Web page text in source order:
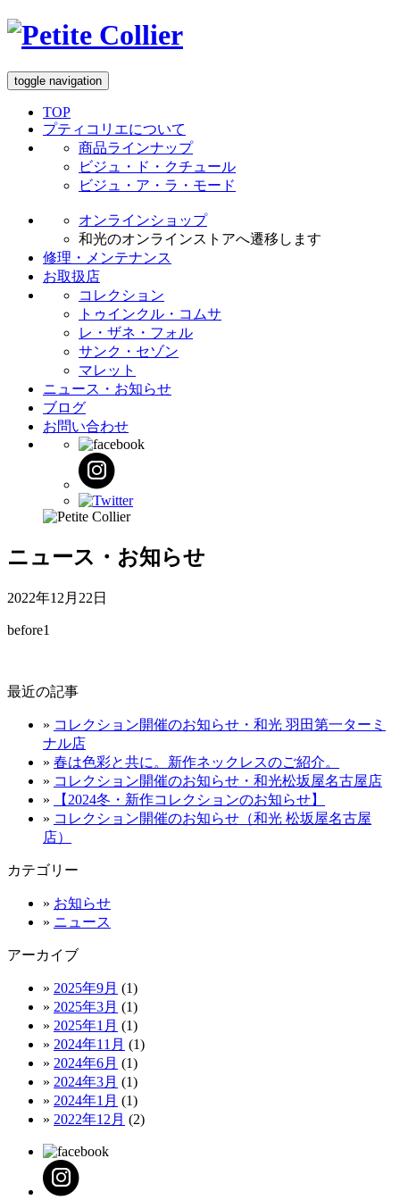
toggle navigation
TOP
プティコリエについて
商品ラインナップ
ビジュ・ド・クチュール
ビジュ・ア・ラ・モード
オンラインショップ
和光のオンラインストアへ遷移します
修理・メンテナンス
お取扱店
コレクション
トゥインクル・コムサ
レ・ザネ・フォル
サンク・セゾン
マレット
ニュース・お知らせ
ブログ
お問い合わせ
ニュース・お知らせ
2022年12月22日
before1
最近の記事
» コレクション開催のお知らせ・和光 羽田第一ターミ
ナル店
» 春は色彩と共に。新作ネックレスのご紹介。
» コレクション開催のお知らせ・和光松坂屋名古屋店
»
【2024冬・新作コレクションのお知らせ】
» コレクション開催のお知らせ（和光 松坂屋名古屋
店）
カテゴリー
» お知らせ
» ニュース
アーカイブ
» 2025年9月 (1)
» 2025年3月 (1)
» 2025年1月 (1)
» 2024年11月 (1)
» 2024年6月 (1)
» 2024年3月 (1)
» 2024年1月 (1)
» 2022年12月 (2)